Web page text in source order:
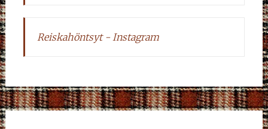
Reiskahöntsyt - Instagram